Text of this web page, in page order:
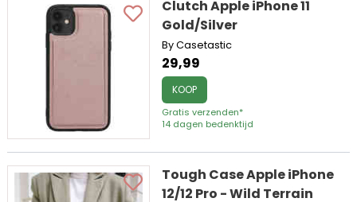
Clutch Apple iPhone 11
Gold/Silver
By Casetastic
29,99
KOOP
Gratis verzenden*
14 dagen bedenktijd
Tough Case Apple iPhone
12/12 Pro - Wild Terrain